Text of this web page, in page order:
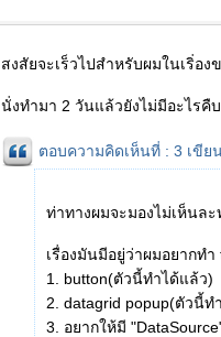
สงสัยจะเร็วไปสำหรับผมในเริ่อง
นั่งทำมา 2 วันแล้วยังไม่มีอะไรคื
ตอบความคิดเห็นที่ : 3 เขีย
ท่าทางผมจะมองไม่เห็นล
เรื่องมันมีอยู่ว่าผมอยากทำ
1. button(ตัวนี้ทำได้แล้ว)
2. datagrid popup(ตัวนี้
3. อยากให้มี